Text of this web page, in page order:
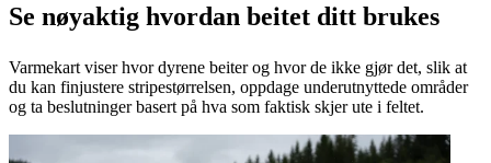
Se nøyaktig hvordan beitet ditt brukes
Varmekart viser hvor dyrene beiter og hvor de ikke gjør det, slik at
du kan finjustere stripestørrelsen, oppdage underutnyttede områder
og ta beslutninger basert på hva som faktisk skjer ute i feltet.